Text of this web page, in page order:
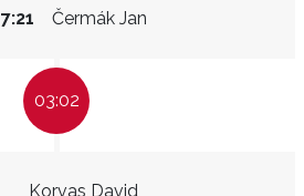
Čermák Jan
7:21
03:02
Korvas David